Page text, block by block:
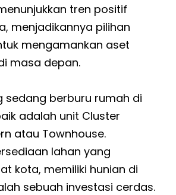
tren positif
menjadikannya pilihan
mengamankan aset
masa depan.
sedang berburu rumah di
adalah unit Cluster
atau Townhouse.
lahan yang
kota, memiliki hunian di
sebuah investasi cerdas.